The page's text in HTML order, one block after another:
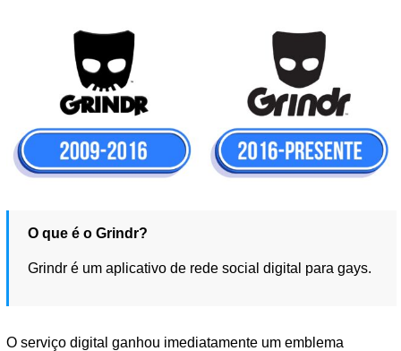
O que é o Grindr?
Grindr é um aplicativo de rede social digital para gays.
O serviço digital ganhou imediatamente um emblema